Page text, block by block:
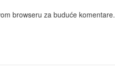
browseru za buduće komentare.